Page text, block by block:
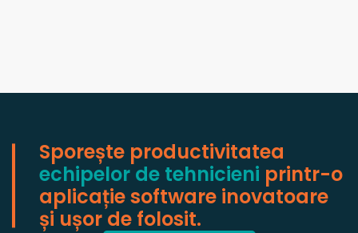
Sporește productivitatea
echipelor de tehnicieni printr-o
aplicație software inovatoare
și ușor de folosit.